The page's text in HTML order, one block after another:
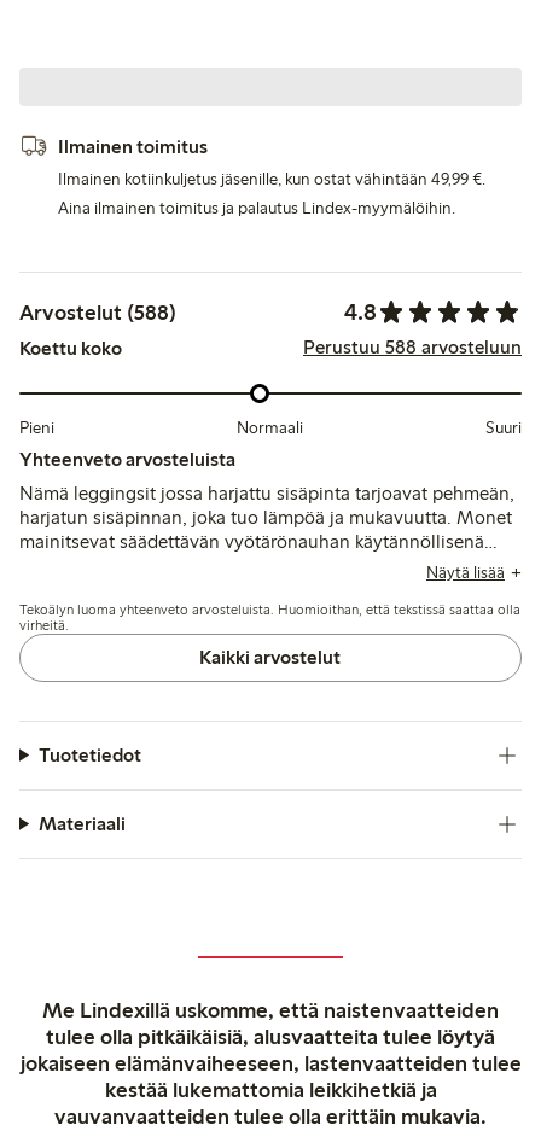
Ilmainen toimitus
Ilmainen kotiinkuljetus jäsenille, kun ostat vähintään 49,99 €.
Aina ilmainen toimitus ja palautus Lindex-myymälöihin.
Arvostelut (588) 4.8
Koettu koko Perustuu 588 arvosteluun
Pieni Normaali Suuri
Yhteenveto arvosteluista
Nämä leggingsit jossa harjattu sisäpinta tarjoavat pehmeän,
harjatun sisäpinnan, joka tuo lämpöä ja mukavuutta. Monet
mainitsevat säädettävän vyötärönauhan käytännöllisenä
ominaisuutena. Istuvuus on yleensä pieni, erityisesti jaloissa
suositeltavaa; kestävyys ja värin pysyvyys saavat yleisesti
positiivista palautetta.
Näytä lisää
Tekoälyn luoma yhteenveto arvosteluista. Huomioithan, että tekstissä saattaa olla
virheitä.
Kaikki arvostelut
Tuotetiedot
Materiaali
Me Lindexillä uskomme, että naistenvaatteiden
tulee olla pitkäikäisiä, alusvaatteita tulee löytyä
jokaiseen elämänvaiheeseen, lastenvaatteiden tulee
kestää lukemattomia leikkihetkiä ja
vauvanvaatteiden tulee olla erittäin mukavia.